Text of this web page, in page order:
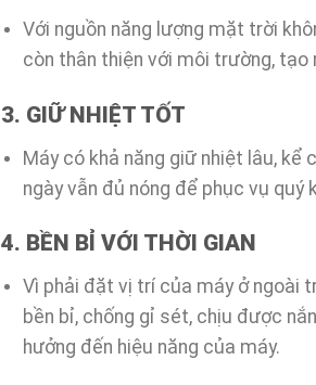
Với nguồn năng lượng mặt trời
còn thân thiện với môi trường, tạo
3. GIỮ NHIỆT TỐT
Máy có khả năng giữ nhiệt lâu,
ngày vẫn đủ nóng để phục vụ quý
4. BỀN BỈ VỚI THỜI GIAN
Vì phải đặt vị trí của máy ở ngoài
bền bỉ, chống gỉ sét, chịu được
hưởng đến hiệu năng của máy.